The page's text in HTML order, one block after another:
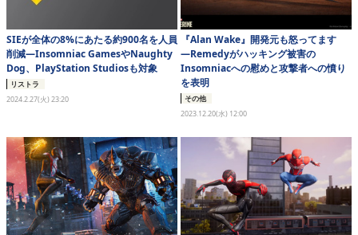
人材育成
産業政策
連載
イベント/セミナー
eスポーツ
SIEが全体の8%にあたる約900名を人員
削減―Insomniac GamesやNaughty
Dog、PlayStation Studiosも対象
リストラ
2024.2.27(火) 23:20
『Alan Wake』開発元も怒ってます
―Remedyがハッキング被害の
Insomniacへの慰めと攻撃者への憤り
を表明
その他
2023.12.20(水) 12:00